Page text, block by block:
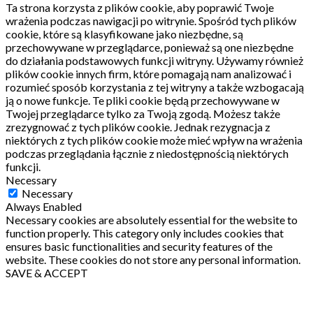
Ta strona korzysta z plików cookie, aby poprawić Twoje
wrażenia podczas nawigacji po witrynie.Spośród tych plików
cookie, które są klasyfikowane jako niezbędne, są
przechowywane w przeglądarce, ponieważ są one niezbędne
do działania podstawowych funkcji witryny. Używamy również
plików cookie innych firm, które pomagają nam analizować i
rozumieć sposób korzystania z tej witryny a także wzbogacają
ją o nowe funkcje. Te pliki cookie będą przechowywane w
Twojej przeglądarce tylko za Twoją zgodą. Możesz także
zrezygnować z tych plików cookie. Jednak rezygnacja z
niektórych z tych plików cookie może mieć wpływ na wrażenia
podczas przeglądania łącznie z niedostępnością niektórych
funkcji.
Necessary
Necessary
Always Enabled
Necessary cookies are absolutely essential for the website to
function properly. This category only includes cookies that
ensures basic functionalities and security features of the
website. These cookies do not store any personal information.
SAVE & ACCEPT